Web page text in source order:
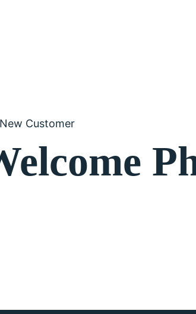
New Customer